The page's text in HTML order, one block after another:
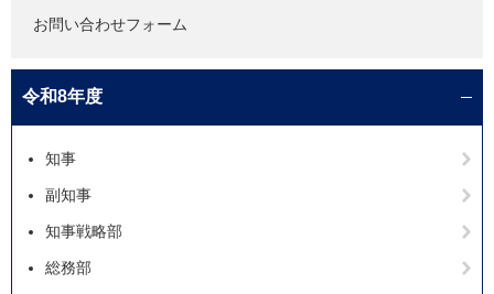
お問い合わせフォーム
令和8年度
知事
副知事
知事戦略部
総務部